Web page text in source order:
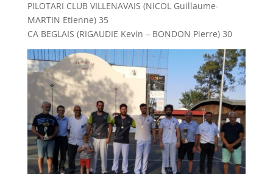
PILOTARI CLUB VILLENAVAIS (NICOL Guillaume-
MARTIN Etienne) 35
CA BEGLAIS (RIGAUDIE Kevin – BONDON Pierre) 30